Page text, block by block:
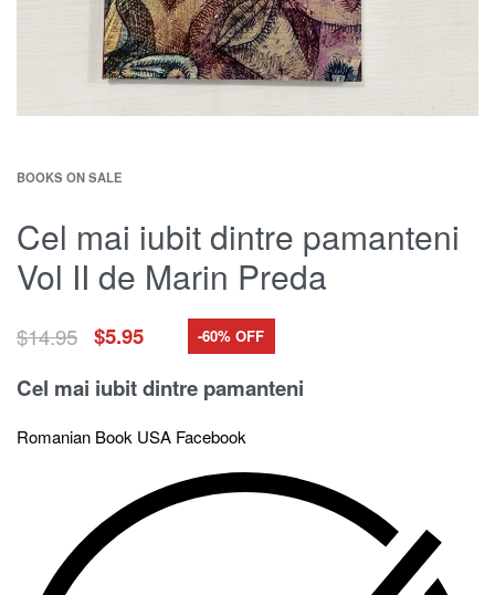
BOOKS ON SALE
Cel mai iubit dintre pamanteni
Vol II de Marin Preda
$14.95 $5.95 -60% OFF
Cel mai iubit dintre pamanteni
Romanian Book USA Facebook